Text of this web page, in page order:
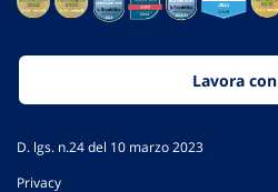
Lavora
D. lgs. n.24 del 10 marzo 2023
Privacy